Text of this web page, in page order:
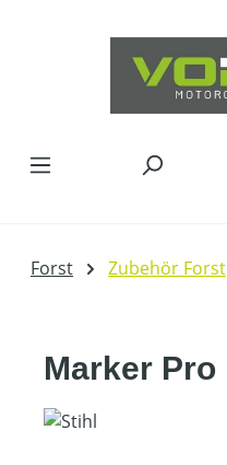
Forst Zubehör Forst
Marker Pro